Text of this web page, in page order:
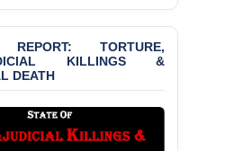
the Expulsion of a
Transgender Woman from
the Chhatra Dal
BANGLADESH: Call for
REPORT: TORTURE,
KILLINGS &
DEATH